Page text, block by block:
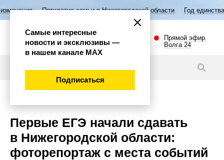
семьи в Нижегородской области Год единства народов России
Прямой эфир.
Волга 24
Первые ЕГЭ начали сдавать
в Нижегородской области:
фоторепортаж с места событий
Самые интересные
новости и эксклюзивы —
в нашем канале МАХ
Подписаться